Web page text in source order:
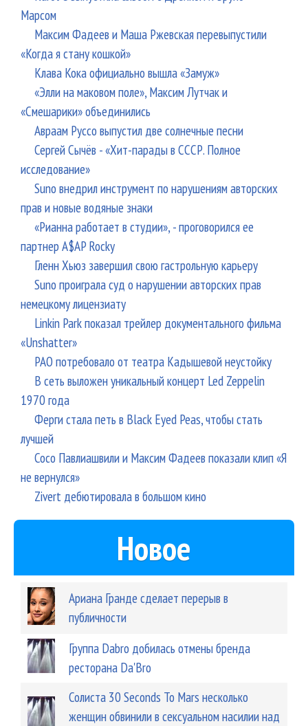
Марсом
Максим Фадеев и Маша Ржевская перевыпустили
«Когда я стану кошкой»
Клава Кока официально вышла «Замуж»
«Элли на маковом поле», Максим Лутчак и
«Смешарики» объединились
Авраам Руссо выпустил две солнечные песни
Сергей Сычёв - «Хит-парады в СССР. Полное
исследование»
Suno внедрил инструмент по нарушениям авторских
прав и новые водяные знаки
«Рианна работает в студии», - проговорился ее
партнер A$AP Rocky
Гленн Хьюз завершил свою гастрольную карьеру
Suno проиграла суд о нарушении авторских прав
немецкому лицензиату
Linkin Park показал трейлер документального фильма
«Unshatter»
РАО потребовало от театра Кадышевой неустойку
В сеть выложен уникальный концерт Led Zeppelin
1970 года
Ферги стала петь в Black Eyed Peas, чтобы стать
лучшей
Сосо Павлиашвили и Максим Фадеев показали клип «Я
не вернулся»
Zivert дебютировала в большом кино
Новое
Ариана Гранде сделает перерыв в
публичности
Группа Dabro добилась отмены бренда
ресторана Da'Bro
Солиста 30 Seconds To Mars несколько
женщин обвинили в сексуальном насилии над